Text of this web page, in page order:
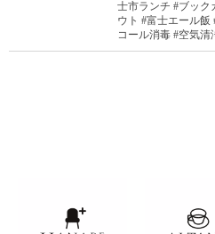
士市ランチ #ブック
ウト #富士エール飯
コール消毒 #空気清